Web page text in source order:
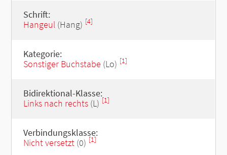
Schrift:
Hangeul(Hang) [4]
Kategorie:
Sonstiger Buchstabe (Lo) [1]
Bidirektional-Klasse:
Links nach rechts(L) [1]
Verbindungsklasse:
Nicht versetzt(0) [1]